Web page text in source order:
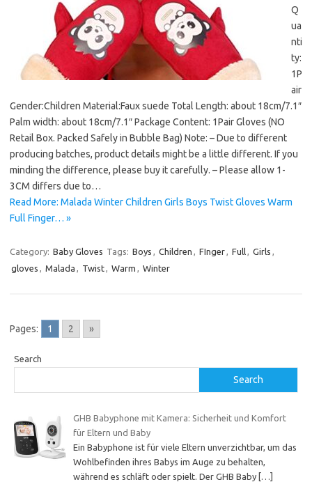
Q
ua
nti
ty:
1P
air
Gender:Children Material:Faux suede Total Length: about 18cm/7.1″
Palm width: about 18cm/7.1″ Package Content: 1Pair Gloves (NO
Retail Box. Packed Safely in Bubble Bag) Note: – Due to different
producing batches, product details might be a little different. If you
minding the difference, please buy it carefully. – Please allow 1-
3CM differs due to…
Read More: Malada Winter Children Girls Boys Twist Gloves Warm
Full Finger… »
Category: Baby Gloves Tags: Boys , Children , FInger, Full, Girls ,
gloves , Malada , Twist, Warm , Winter
Pages: 1 2 »
Search
Search
GHB Babyphone mit Kamera: Sicherheit und Komfort
für Eltern und Baby
Ein Babyphone ist für viele Eltern unverzichtbar, um das
Wohlbefinden ihres Babys im Auge zu behalten,
während es schläft oder spielt. Der GHB Baby […]